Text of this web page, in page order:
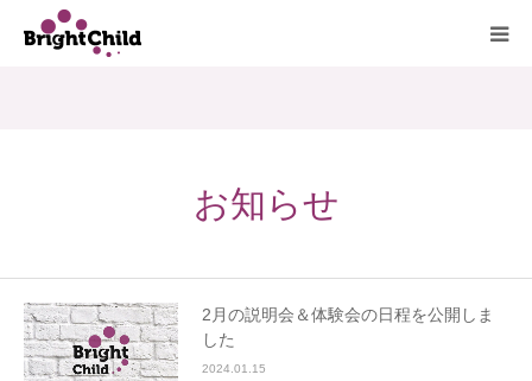
お知らせ
2月の説明会＆体験会の日程を公開しま
した
2024.01.15
一日の過ごし方
ご利用料金